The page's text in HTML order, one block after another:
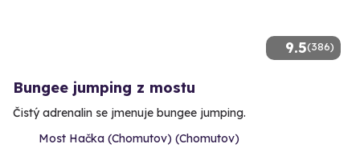
9.5(386)
Bungee jumping z mostu
Čistý adrenalin se jmenuje bungee jumping.
Most Hačka (Chomutov) (Chomutov)